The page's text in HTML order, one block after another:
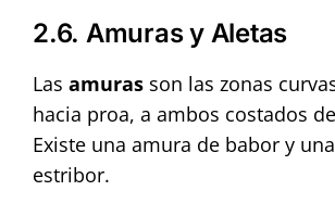
2.6. Amuras y Aletas
Las amurasson las zonas
hacia proa, a ambos costados
Existe una amura de babor y
estribor.